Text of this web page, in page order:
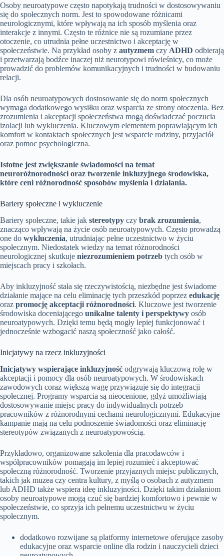
Osoby neuroatypowe często napotykają trudności w dostosowywaniu
się do społecznych norm. Jest to spowodowane różnicami
neurologicznymi, które wpływają na ich sposób myślenia oraz
interakcje z innymi. Często te różnice nie są rozumiane przez
otoczenie, co utrudnia pełne uczestnictwo i akceptację w
społeczeństwie. Na przykład osoby z autyzmem czy ADHD odbierają
i przetwarzają bodźce inaczej niż neurotypowi rówieśnicy, co może
prowadzić do problemów komunikacyjnych i trudności w budowaniu
relacji.
Dla osób neuroatypowych dostosowanie się do norm społecznych
wymaga dodatkowego wysiłku oraz wsparcia ze strony otoczenia. Bez
zrozumienia i akceptacji społeczeństwa mogą doświadczać poczucia
izolacji lub wykluczenia. Kluczowym elementem poprawiającym ich
komfort w kontaktach społecznych jest wsparcie rodziny, przyjaciół
oraz pomoc psychologiczna.
Istotne jest zwiększanie świadomości na temat
neuroróżnorodności oraz tworzenie inkluzyjnego środowiska,
które ceni różnorodność sposobów myślenia i działania.
Bariery społeczne i wykluczenie
Bariery społeczne, takie jak stereotypy czy brak zrozumienia,
znacząco wpływają na życie osób neuroatypowych. Często prowadzą
one do wykluczenia, utrudniając pełne uczestnictwo w życiu
społecznym. Niedostatek wiedzy na temat różnorodności
neurologicznej skutkuje niezrozumieniem potrzeb tych osób w
miejscach pracy i szkołach.
Aby inkluzyjność stała się rzeczywistością, niezbędne jest świadome
działanie mające na celu eliminację tych przeszkód poprzez edukację
oraz promocję akceptacji różnorodności. Kluczowe jest tworzenie
środowiska doceniającego unikalne talenty i perspektywy osób
neuroatypowych. Dzięki temu będą mogły lepiej funkcjonować i
jednocześnie wzbogacić naszą społeczność jako całość.
Inicjatywy na rzecz inkluzyjności
Inicjatywy wspierające inkluzyjność odgrywają kluczową rolę w
akceptacji i pomocy dla osób neuroatypowych. W środowiskach
zawodowych coraz większą wagę przywiązuje się do integracji
społecznej. Programy wsparcia są nieocenione, gdyż umożliwiają
dostosowywanie miejsc pracy do indywidualnych potrzeb
pracowników z różnorodnymi cechami neurologicznymi. Edukacyjne
kampanie mają na celu podnoszenie świadomości oraz eliminację
stereotypów związanych z neuroatypowością.
Przykładowo, organizowane szkolenia dla pracodawców i
współpracowników pomagają im lepiej rozumieć i akceptować
społeczną różnorodność. Tworzenie przyjaznych miejsc publicznych,
takich jak muzea czy centra kultury, z myślą o osobach z autyzmem
lub ADHD także wspiera ideę inkluzyjności. Dzięki takim działaniom
osoby neuroatypowe mogą czuć się bardziej komfortowo i pewnie w
społeczeństwie, co sprzyja ich pełnemu uczestnictwu w życiu
społecznym.
dodatkowo rozwijane są platformy internetowe oferujące zasoby
edukacyjne oraz wsparcie online dla rodzin i nauczycieli dzieci